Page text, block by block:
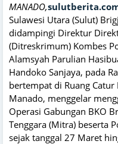
MANADO,
Sulawesi Utara (Sulut)
didampingi Direktur
(Ditreskrimum) Kombes
Alamsyah Parulian
Handoko Sanjaya, pada
bertempat di Ruang
Manado, menggelar
Operasi Gabungan BKO
Tenggara (Mitra) beserta
sejak tanggal 27 Maret